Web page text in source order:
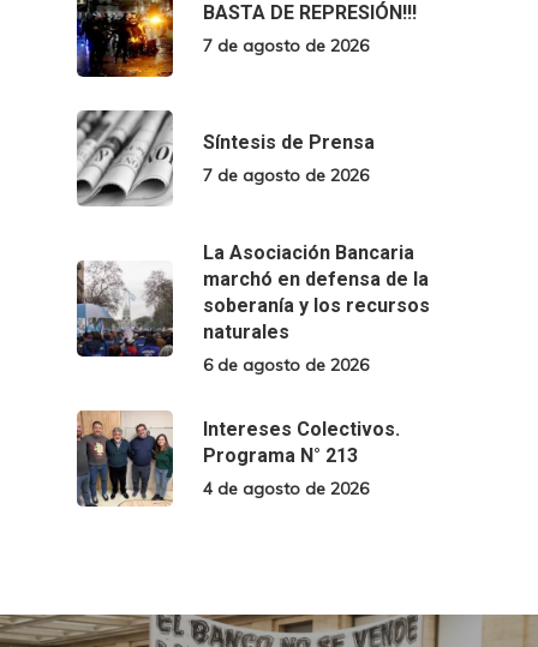
BASTA DE REPRESIÓN!!!
7 de agosto de 2026
Síntesis de Prensa
7 de agosto de 2026
La Asociación Bancaria
marchó en defensa de la
soberanía y los recursos
naturales
6 de agosto de 2026
Intereses Colectivos.
Programa N° 213
4 de agosto de 2026